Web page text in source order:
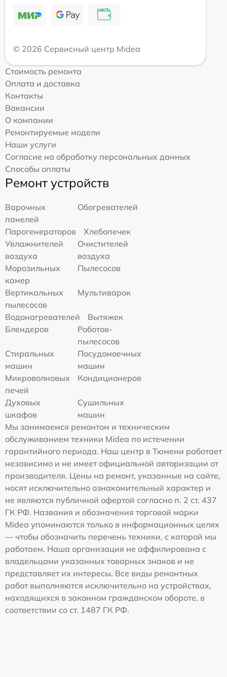
© 2026 Сервисный центр Midea
Стоимость ремонта
Оплата и доставка
Контакты
Вакансии
О компании
Ремонтируемые модели
Наши услуги
Согласие на обработку персональных данных
Способы оплаты
Ремонт устройств
Варочных
панелей
Обогревателей
Парогенераторов
Хлебопечек
Увлажнителей
воздуха
Очистителей
воздуха
Морозильных
камер
Пылесосов
Вертикальных
пылесосов
Мультиварок
Водонагревателей
Вытяжек
Блендеров
Роботов-
пылесосов
Стиральных
машин
Посудомоечных
машин
Микроволновых
печей
Кондиционеров
Духовых
шкафов
Сушильных
машин
Мы занимаемся ремонтом и техническим
обслуживанием техники Midea по истечении
гарантийного периода. Наш центр в Тюмени работает
независимо и не имеет официальной авторизации от
производителя. Цены на ремонт, указанные на сайте,
носят исключительно ознакомительный характер и
не являются публичной офертой согласно п. 2 ст. 437
ГК РФ. Названия и обозначения торговой марки
Midea упоминаются только в информационных целях
— чтобы обозначить перечень техники, с которой мы
работаем. Наша организация не аффилирована с
владельцами указанных товарных знаков и не
представляет их интересы. Все виды ремонтных
работ выполняются исключительно на устройствах,
находящихся в законном гражданском обороте, в
соответствии со ст. 1487 ГК РФ.